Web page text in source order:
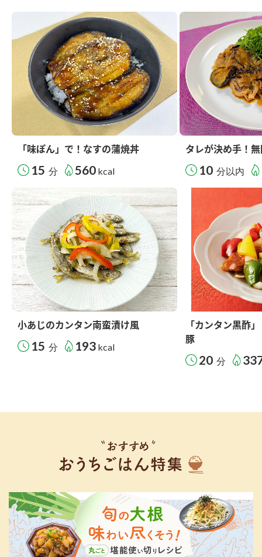
「味ぽん」で！なすの蒲焼丼
15 分 560 kcal
タレが決め手！
10 分以内
小あじのカンタン南蛮漬け風
15 分 193 kcal
「カンタン黒酢
豚
20 分